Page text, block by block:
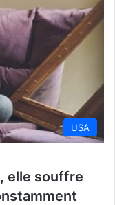
USA
elle souffre